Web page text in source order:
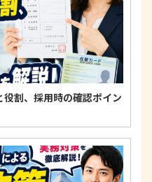
せ窓口
有3-21-11 藍ビル202
個人情報保護担当
役割、採用時の確認ポイン